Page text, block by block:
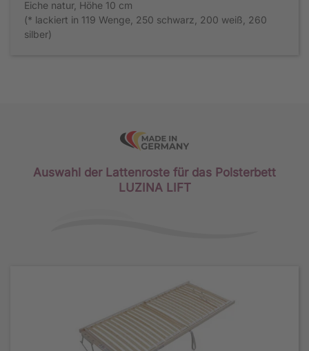
Eiche natur, Höhe 10 cm
(* lackiert in 119 Wenge, 250 schwarz, 200 weiß, 260
silber)
Auswahl der Lattenroste für das Polsterbett
LUZINA LIFT